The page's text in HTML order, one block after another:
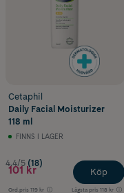
Cetaphil
Daily Facial Moisturizer
118 ml
FINNS I LAGER
4.4/5 (18)
101 kr
Ord.pris 119 kr Lägsta pris 118 kr
Köp